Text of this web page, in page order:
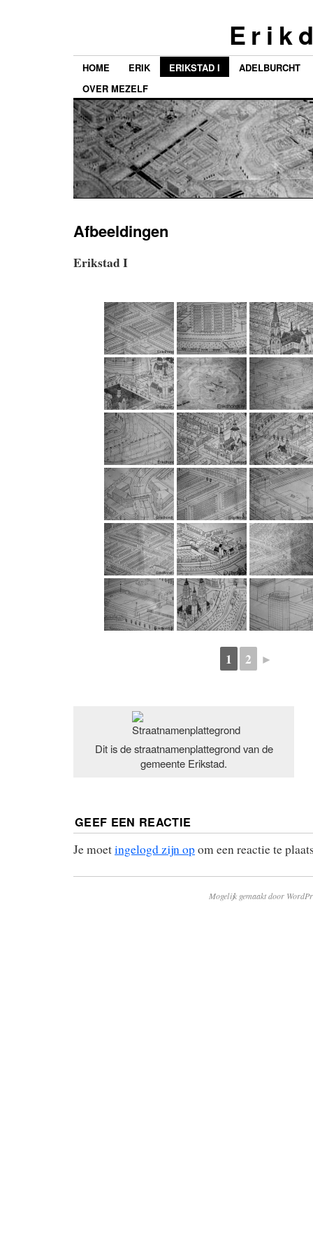
E r i k
HOME ERIK ERIKSTAD I
ADELBURCHT
OVER MEZELF
Afbeeldingen
Erikstad I
1 2 ►
Dit is de straatnamenplattegrond van de
gemeente Erikstad.
GEEF EEN REACTIE
Je moetingelogd zijn opom een reactie te
Mogelijk gemaakt door